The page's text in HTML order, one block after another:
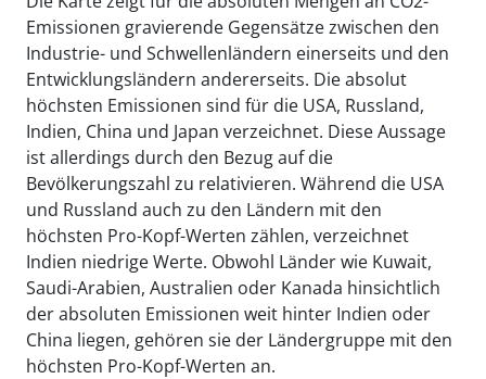
Emissionen gravierende Gegensätze zwischen den
Industrie- und Schwellenländern einerseits und den
Entwicklungsländern andererseits. Die absolut
höchsten Emissionen sind für die USA, Russland,
Indien, China und Japan verzeichnet. Diese Aussage
ist allerdings durch den Bezug auf die
Bevölkerungszahl zu relativieren. Während die USA
und Russland auch zu den Ländern mit den
höchsten Pro-Kopf-Werten zählen, verzeichnet
Indien niedrige Werte. Obwohl Länder wie Kuwait,
Saudi-Arabien, Australien oder Kanada hinsichtlich
der absoluten Emissionen weit hinter Indien oder
China liegen, gehören sie der Ländergruppe mit den
höchsten Pro-Kopf-Werten an.